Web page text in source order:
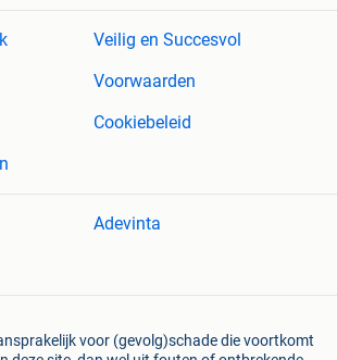
Veilig en Succesvol
Voorwaarden
Cookiebeleid
Adevinta
voor (gevolg)schade die voortkomt